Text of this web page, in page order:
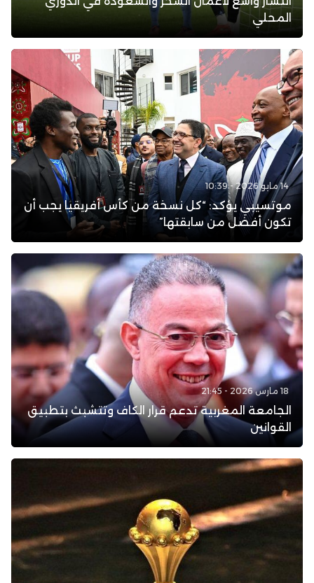
المحلي
14 مايو 2026 - 10:39
موتسيبي يؤكد: “كل نسخة من كأس أفريقيا يجب أن
تكون أفضل من سابقتها”
18 مارس 2026 - 21:45
الجامعة المغربية تدعم قرار الكاف وتتشبث بتطبيق
القوانين